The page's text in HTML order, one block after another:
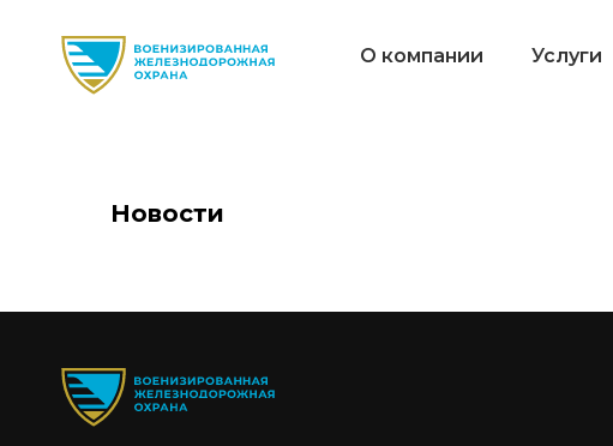
О компании Услуги
Новости